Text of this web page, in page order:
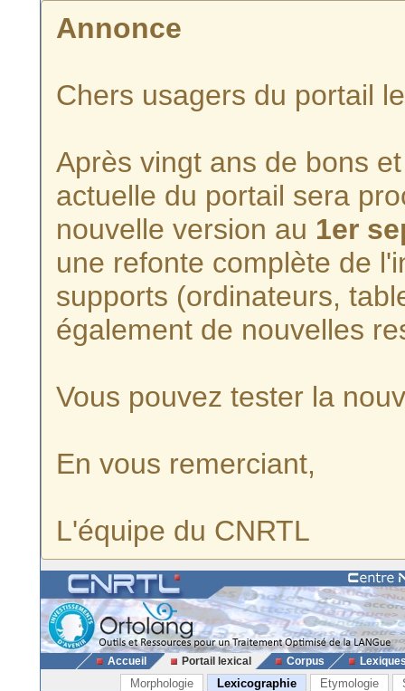
Annonce
Chers usagers du portail
Après vingt ans de bons
actuelle du portail sera
nouvelle version au 1er
une refonte complète de
supports (ordinateurs,
également de nouvelles
Vous pouvez tester la
En vous remerciant,
L'équipe du CNRTL
Accueil Portail lexical Corpus
Morphologie Lexicographie Etymologie